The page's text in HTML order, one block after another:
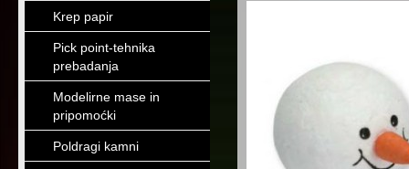
Krep papir
Pick point-tehnika
prebadanja
Modelirne mase in
pripomoćki
Poldragi kamni